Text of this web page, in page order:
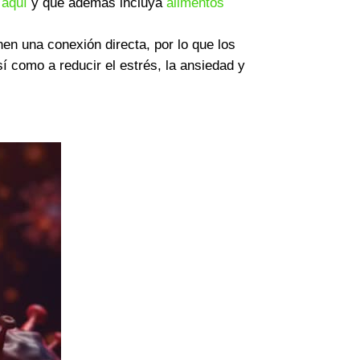
una conexión directa, por lo que los
como a reducir el estrés, la ansiedad y